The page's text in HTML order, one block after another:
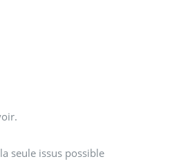
seule issus possible